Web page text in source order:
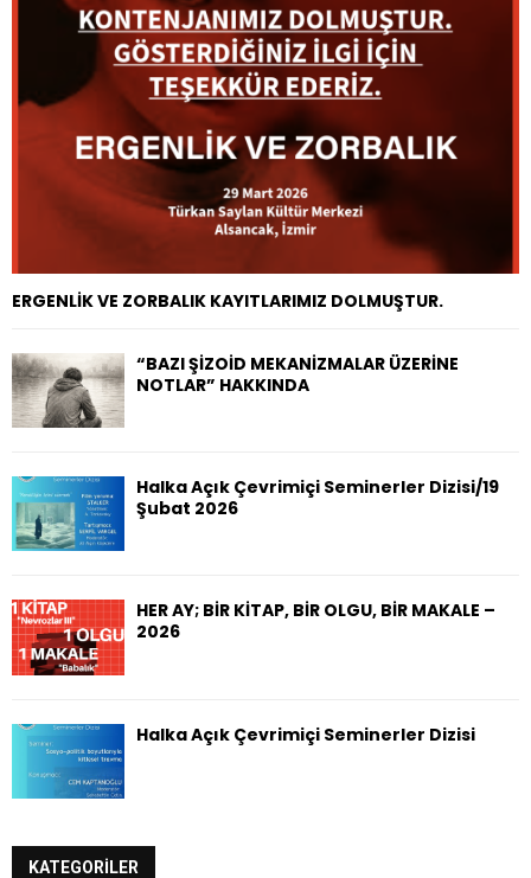
ERGENLİK VE ZORBALIK KAYITLARIMIZ DOLMUŞTUR.
“BAZI ŞİZOİD MEKANİZMALAR ÜZERİNE
NOTLAR” HAKKINDA
Halka Açık Çevrimiçi Seminerler Dizisi/19
Şubat 2026
HER AY; BİR KİTAP, BİR OLGU, BİR MAKALE –
2026
Halka Açık Çevrimiçi Seminerler Dizisi
KATEGORILER